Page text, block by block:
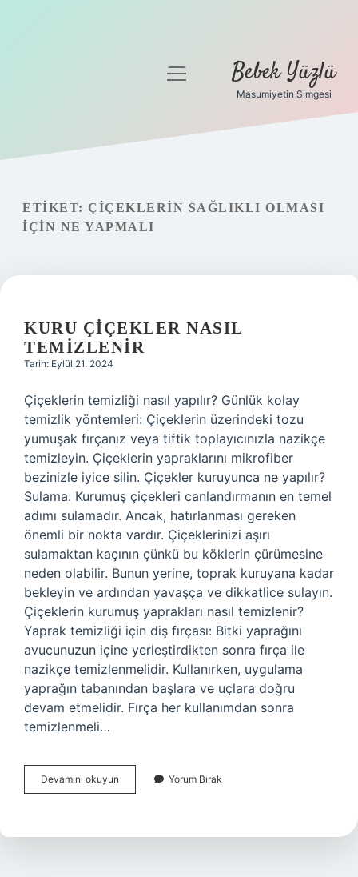
Gizlilik Politikası
menüyü
Bebek Yüzlü
Masumiyetin Simgesi
ETIKET: ÇIÇEKLERIN SAĞLIKLI OLMASI
IÇIN NE YAPMALI
KURU ÇIÇEKLER NASIL
TEMIZLENIR
Tarih: Eylül 21, 2024
Çiçeklerin temizliği nasıl yapılır? Günlük kolay
temizlik yöntemleri: Çiçeklerin üzerindeki tozu
yumuşak fırçanız veya tiftik toplayıcınızla nazikçe
temizleyin. Çiçeklerin yapraklarını mikrofiber
bezinizle iyice silin. Çiçekler kuruyunca ne yapılır?
Sulama: Kurumuş çiçekleri canlandırmanın en temel
adımı sulamadır. Ancak, hatırlanması gereken
önemli bir nokta vardır. Çiçeklerinizi aşırı
sulamaktan kaçının çünkü bu köklerin çürümesine
neden olabilir. Bunun yerine, toprak kuruyana kadar
bekleyin ve ardından yavaşça ve dikkatlice sulayın.
Çiçeklerin kurumuş yaprakları nasıl temizlenir?
Yaprak temizliği için diş fırçası: Bitki yaprağını
avucunuzun içine yerleştirdikten sonra fırça ile
nazikçe temizlenmelidir. Kullanırken, uygulama
yaprağın tabanından başlara ve uçlara doğru
devam etmelidir. Fırça her kullanımdan sonra
temizlenmeli…
Devamını okuyun
Çiçekler
Yorum Bırak